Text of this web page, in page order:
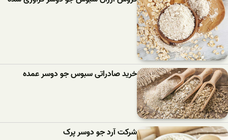
خرید صادراتی سبوس جو دوسر عمده
شرکت آرد جو دوسر پرک